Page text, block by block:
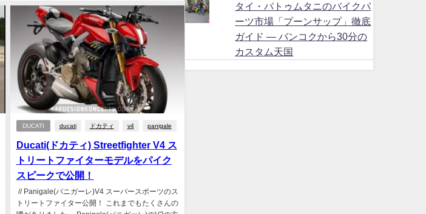
DUCATI ducati ドカティ v4 panigale
Ducati(ドカティ) Streetfighter V4 ス
トリートファイターモデルをパイク
スピークで公開！
// Panigale(パニガーレ)V4 スーパースポーツのス
トリートファイター公開！ これまでもたくさんの
タイ・パトゥムタニのバイクパ
ーツ市場「プーンサップ」徹底
ガイド ― バンコクから30分の
カスタム天国